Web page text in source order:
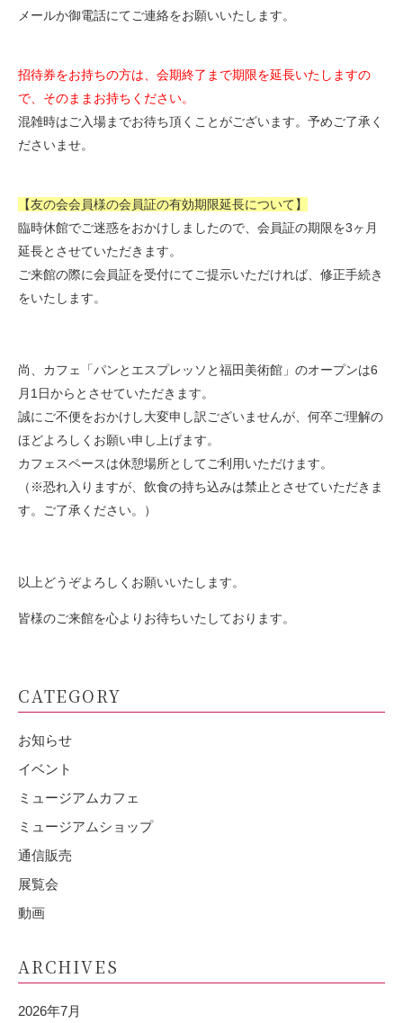
メールか御電話にてご連絡をお願いいたします。
招待券をお持ちの方は、会期終了まで期限を延長いたしますの
で、そのままお持ちください。
混雑時はご入場までお待ち頂くことがございます。予めご了承く
ださいませ。
【友の会会員様の会員証の有効期限延長について】
臨時休館でご迷惑をおかけしましたので、会員証の期限を3ヶ月
延長とさせていただきます。
ご来館の際に会員証を受付にてご提示いただければ、修正手続き
をいたします。
尚、カフェ「パンとエスプレッソと福田美術館」のオープンは6
月1日からとさせていただきます。
誠にご不便をおかけし大変申し訳ございませんが、何卒ご理解の
ほどよろしくお願い申し上げます。
カフェスペースは休憩場所としてご利用いただけます。
（※恐れ入りますが、飲食の持ち込みは禁止とさせていただきま
す。ご了承ください。）
以上どうぞよろしくお願いいたします。
皆様のご来館を心よりお待ちいたしております。
CATEGORY
お知らせ
イベント
ミュージアムカフェ
ミュージアムショップ
通信販売
展覧会
動画
ARCHIVES
2026年7月